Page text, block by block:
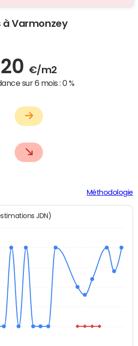
à Varmonzey
20 €/m2
sur 6 mois :0 %
Méthodologie
JDN)